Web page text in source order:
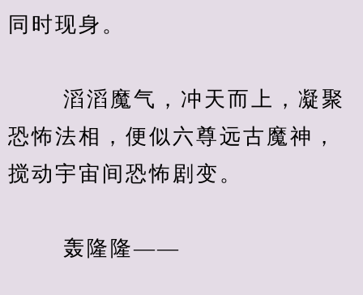
同时现身。
滔滔魔气，冲天而上，凝聚
恐怖法相，便似六尊远古魔神，
搅动宇宙间恐怖剧变。
轰隆隆——